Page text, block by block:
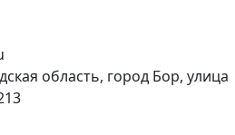
область, город Бор, улица